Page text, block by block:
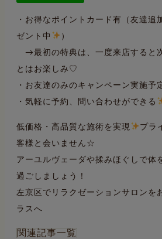
・お得なポイントカード有（友達追
ゼント中
）
→最初の特典は、一度来店すると
とはお楽しみ♡
・お友達のみのキャンペーン実施予
・気軽に予約、問い合わせができる
低価格・高品質な施術を実現
プラ
客様と会いません☆
アーユルヴェーダや揉みほぐしで体
過ごしましょう！
左京区でリラクゼーションサロンを
ラスへ
関連記事一覧